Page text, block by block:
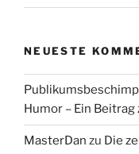
NEUESTE
Humor – Ein
MasterDan zu Die